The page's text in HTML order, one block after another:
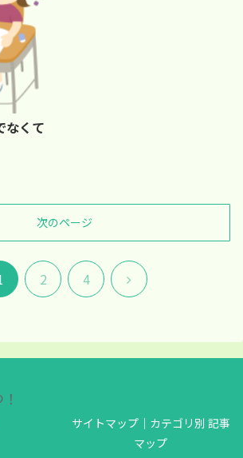
なくて
次のページ
2 4
次
サイトマップ｜カテゴリ別 記事
マップ